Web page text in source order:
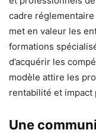
cadre
met en valeur les
formations
d’acquérir les
modèle attire les
rentabilité et impact
Une